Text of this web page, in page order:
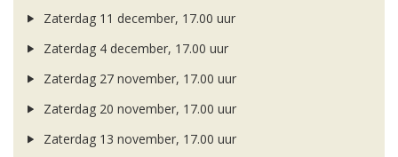
Zaterdag 11 december, 17.00 uur
Zaterdag 4 december, 17.00 uur
Zaterdag 27 november, 17.00 uur
Zaterdag 20 november, 17.00 uur
Zaterdag 13 november, 17.00 uur